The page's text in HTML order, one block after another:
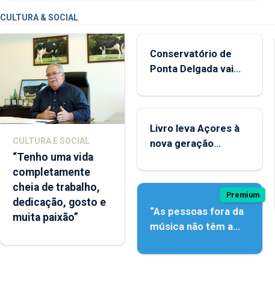
CULTURA & SOCIAL
CULTURA E SOCIAL
“Tenho uma vida
completamente
cheia de trabalho,
dedicação, gosto e
muita paixão”
Conservatório de
Ponta Delgada vai
instrumentos
Livro leva Açores à
nova geração
Premium
“As pessoas fora da
música não têm a
é produzir uma